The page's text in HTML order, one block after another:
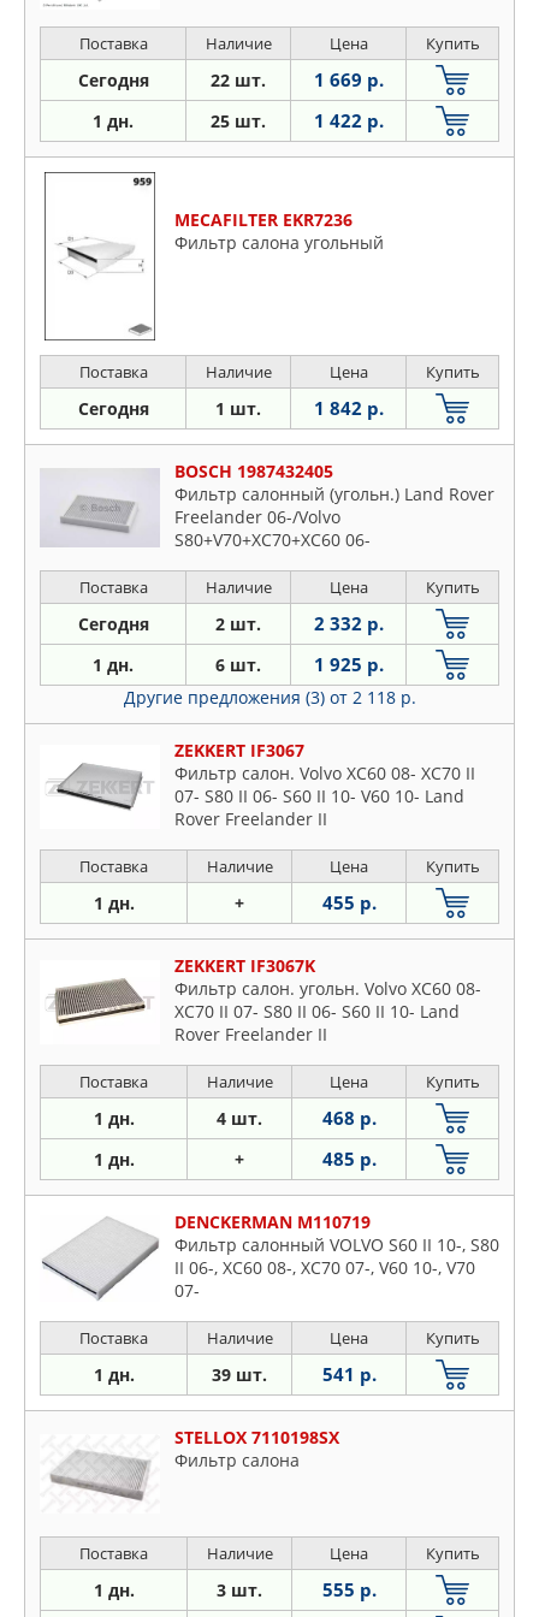
Поставка Наличие Цена Купить
Сегодня 22 шт. 1 669 р.
1 дн. 25 шт. 1 422 р.
MECAFILTER EKR7236
Фильтр салона угольный
Поставка Наличие Цена Купить
Сегодня 1 шт. 1 842 р.
BOSCH 1987432405
Фильтр салонный (угольн.) Land Rover
Freelander 06-/Volvo
S80+V70+XC70+XC60 06-
Поставка Наличие Цена Купить
Сегодня 2 шт. 2 332 р.
1 дн. 6 шт. 1 925 р.
Другие предложения (3) от 2 118 р.
ZEKKERT IF3067
Фильтр салон. Volvo XC60 08- XC70 II
07- S80 II 06- S60 II 10- V60 10- Land
Rover Freelander II
Поставка Наличие Цена Купить
1 дн. + 455 р.
ZEKKERT IF3067K
Фильтр салон. угольн. Volvo XC60 08-
XC70 II 07- S80 II 06- S60 II 10- Land
Rover Freelander II
Поставка Наличие Цена Купить
1 дн. 4 шт. 468 р.
1 дн. + 485 р.
DENCKERMAN M110719
Фильтр салонный VOLVO S60 II 10-, S80
II 06-, XC60 08-, XC70 07-, V60 10-, V70
07-
Поставка Наличие Цена Купить
1 дн. 39 шт. 541 р.
STELLOX 7110198SX
Фильтр салона
Поставка Наличие Цена Купить
1 дн. 3 шт. 555 р.